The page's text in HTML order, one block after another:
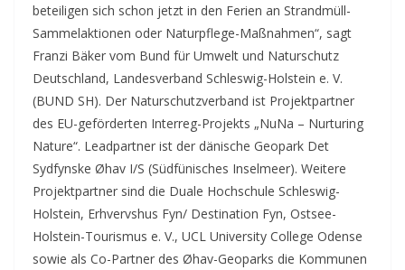
beteiligen sich schon jetzt in den Ferien an Strandmüll-
Sammelaktionen oder Naturpflege-Maßnahmen“, sagt
Franzi Bäker vom Bund für Umwelt und Naturschutz
Deutschland, Landesverband Schleswig-Holstein e. V.
(BUND SH). Der Naturschutzverband ist Projektpartner
des EU-geförderten Interreg-Projekts „NuNa – Nurturing
Nature“. Leadpartner ist der dänische Geopark Det
Sydfynske Øhav I/S (Südfünisches Inselmeer). Weitere
Projektpartner sind die Duale Hochschule Schleswig-
Holstein, Erhvervshus Fyn/ Destination Fyn, Ostsee-
Holstein-Tourismus e. V., UCL University College Odense
sowie als Co-Partner des Øhav-Geoparks die Kommunen